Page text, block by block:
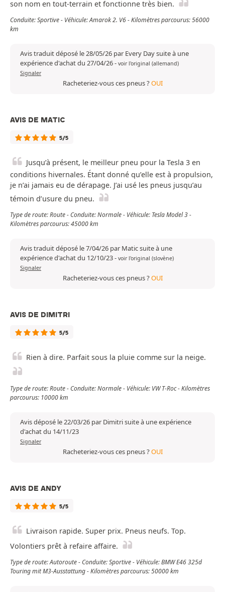
son nom en tout-terrain et fonctionne très bien.
Conduite: Sportive - Véhicule: Amarok 2. V6 - Kilomètres parcourus: 56000
km
Avis traduit déposé le 28/05/26 par Every Day suite à une
expérience d'achat du 27/04/26- voir l'original (allemand)
Signaler
Racheteriez-vous ces pneus ?OUI
AVIS DE MATIC
5/5
Jusqu’à présent, le meilleur pneu pour la Tesla 3 en
conditions hivernales. Étant donné qu’elle est à propulsion,
je n’ai jamais eu de dérapage. J’ai usé les pneus jusqu’au
témoin d’usure du pneu.
Type de route: Route - Conduite: Normale - Véhicule: Tesla Model 3 -
Kilomètres parcourus: 45000 km
Avis traduit déposé le 7/04/26 par Matic suite à une
expérience d'achat du 12/10/23- voir l'original (slovène)
Signaler
Racheteriez-vous ces pneus ?OUI
AVIS DE DIMITRI
5/5
Rien à dire. Parfait sous la pluie comme sur la neige.
Type de route: Route - Conduite: Normale - Véhicule: VW T-Roc - Kilomètres
parcourus: 10000 km
Avis déposé le 22/03/26 par Dimitri suite à une expérience
d'achat du 14/11/23
Signaler
Racheteriez-vous ces pneus ?OUI
AVIS DE ANDY
5/5
Livraison rapide. Super prix. Pneus neufs. Top.
Volontiers prêt à refaire affaire.
Type de route: Autoroute - Conduite: Sportive - Véhicule: BMW E46 325d
Touring mit M3-Ausstattung - Kilomètres parcourus: 50000 km